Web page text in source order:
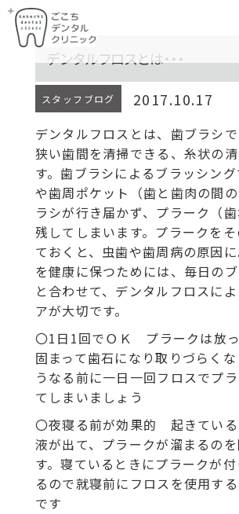
デンタルフロスとは・・・
スタッフブログ 2017.10.17
デンタルフロスとは、歯ブラシ
狭い歯間を清掃できる、糸状の
す。歯ブラシによるブラッシン
や歯周ポケット（歯と歯肉の間
ラシが行き届かず、プラーク（
残してしまいます。プラークを
ておくと、虫歯や歯周病の原因
を健康に保つためには、毎日の
と合わせて、デンタルフロスに
アが大切です。
〇1日1回でＯＫ プラークは放っ
固まって歯石になり取りづらく
うなる前に一日一回フロスでプ
てしまいましょう
〇夜寝る前が効果的 起きてい
液が出て、プラークが溜まるの
す。寝ているときにプラークが
るので就寝前にフロスを使用す
です